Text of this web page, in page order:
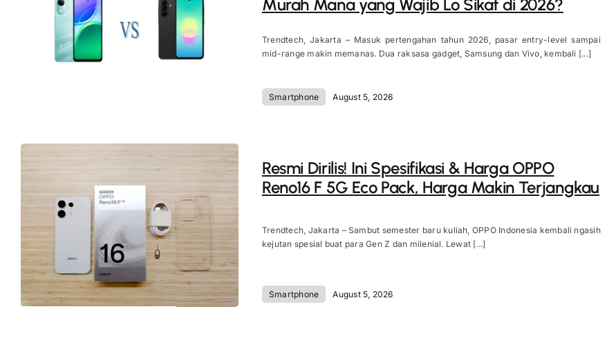
Murah Mana yang Wajib Lo Sikat di 2026?
Trendtech, Jakarta – Masuk pertengahan tahun 2026, pasar entry-level sampai
mid-range makin memanas. Dua raksasa gadget, Samsung dan Vivo, kembali [...]
Smartphone August 5, 2026
Resmi Dirilis! Ini Spesifikasi & Harga OPPO
Reno16 F 5G Eco Pack, Harga Makin Terjangkau
Trendtech, Jakarta – Sambut semester baru kuliah, OPPO Indonesia kembali ngasih
kejutan spesial buat para Gen Z dan milenial. Lewat [...]
Smartphone August 5, 2026